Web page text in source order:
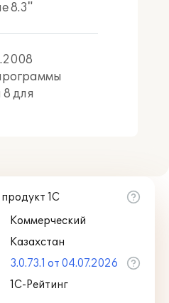
8.3"
для
1С
Коммерческий
Казахстан
3.0.73.1 от 04.07.2026
1С-Рейтинг